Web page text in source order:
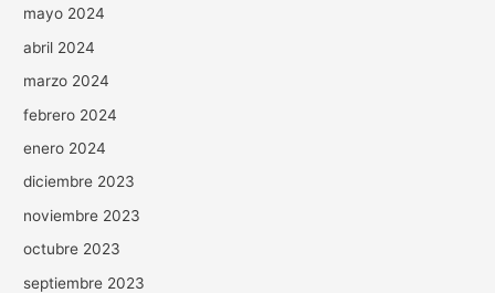
mayo 2024
abril 2024
marzo 2024
febrero 2024
enero 2024
diciembre 2023
noviembre 2023
octubre 2023
septiembre 2023